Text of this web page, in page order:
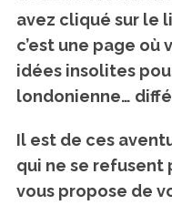
avez cliqué sur le
c’est une page où
idées insolites
londonienne…
Il est de ces
qui ne se refusent
vous propose de